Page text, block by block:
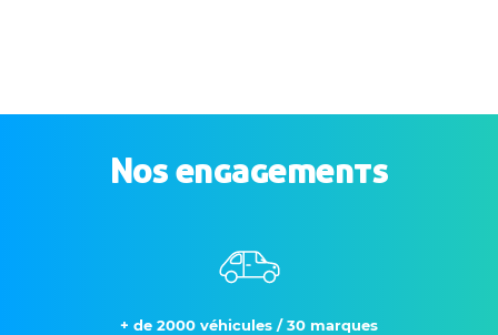
Nos engagements
+ de 2000 véhicules / 30 marques